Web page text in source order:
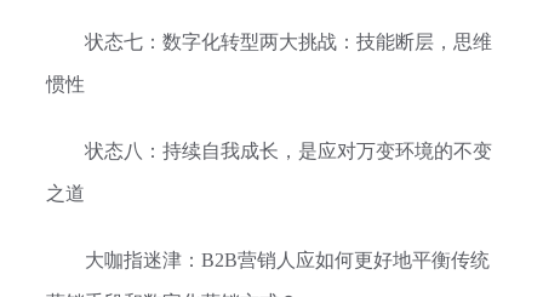
状态七：数字化转型两大挑战：技能断层，思维
惯性
状态八：持续自我成长，是应对万变环境的不变
之道
大咖指迷津：B2B营销人应如何更好地平衡传统